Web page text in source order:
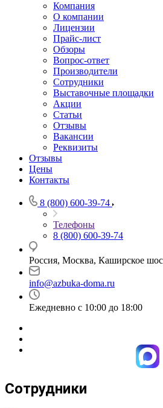
Компания
О компании
Лицензии
Прайс-лист
Обзоры
Вопрос-ответ
Производители
Сотрудники
Выставочные площадки
Акции
Статьи
Отзывы
Вакансии
Реквизиты
Отзывы
Цены
Контакты
8 (800) 600-39-74
Телефоны
8 (800) 600-39-74
Россия, Москва, Каширское
info@azbuka-doma.ru
Ежедневно с 10:00 до 18:00
Сотрудники